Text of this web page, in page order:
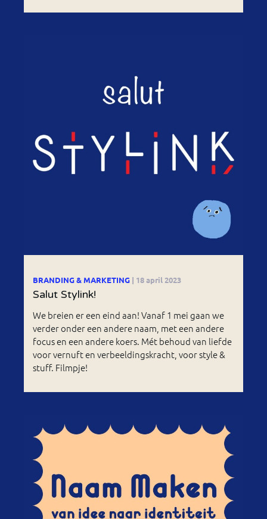
BRANDING & MARKETING | 18 april 2023
Salut Stylink!
We breien er een eind aan! Vanaf 1 mei gaan we
verder onder een andere naam, met een andere
focus en een andere koers. Mét behoud van liefde
voor vernuft en verbeeldingskracht, voor style &
stuff. Filmpje!